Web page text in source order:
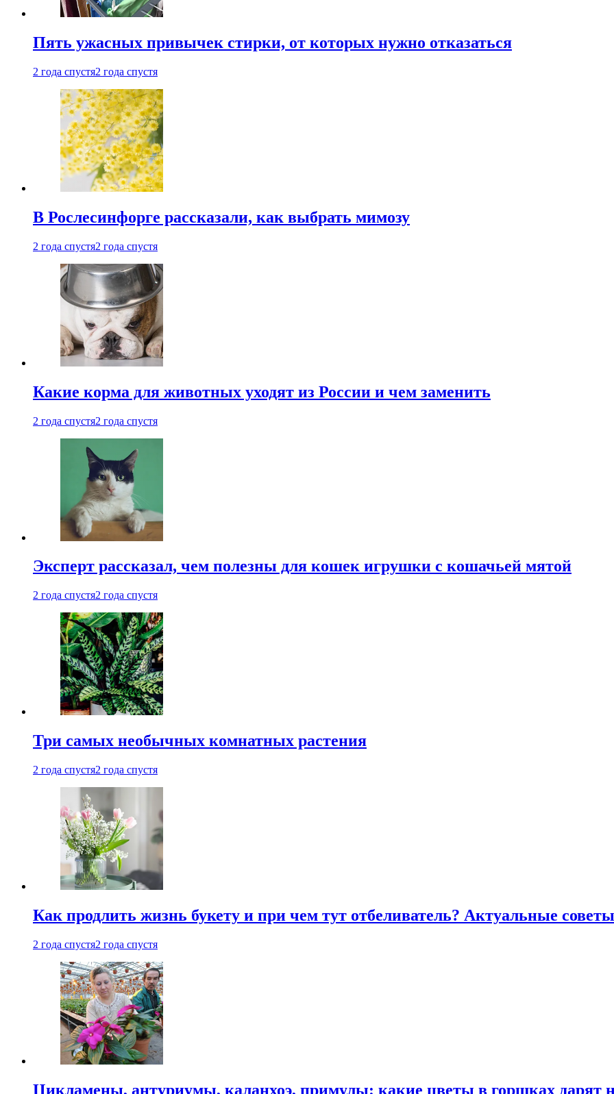
Пять ужасных привычек стирки, от которых нужно отказаться
2 года спустя2 года спустя
В Рослесинфорге рассказали, как выбрать мимозу
2 года спустя2 года спустя
Какие корма для животных уходят из России и чем заменить
2 года спустя2 года спустя
Эксперт рассказал, чем полезны для кошек игрушки с кошачьей мятой
2 года спустя2 года спустя
Три самых необычных комнатных растения
2 года спустя2 года спустя
Как продлить жизнь букету и при чем тут отбеливатель? Актуальные
2 года спустя2 года спустя
Цикламены, антуриумы, каланхоэ, примулы: какие цветы в горшках дарят